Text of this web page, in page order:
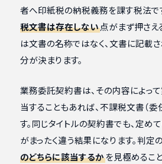
者へ印紙税の納税義務を課す税法で
税文書は存在しない点がまず押さえ
は文書の名称ではなく、文書に記載
分が決まります。
業務委託契約書は、その内容によっ
当することもあれば、不課税文書（
す。同じタイトルの契約書でも、定
がまったく違う結果になります。判定
のどちらに該当するかを見極めるこ